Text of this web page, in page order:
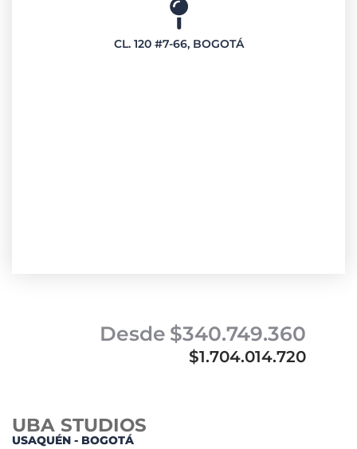
CL. 120 #7-66, BOGOTÁ
Desde $340.749.360
$1.704.014.720
UBA STUDIOS
USAQUÉN - BOGOTÁ